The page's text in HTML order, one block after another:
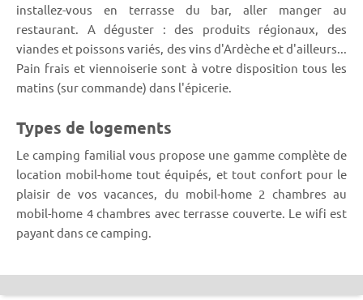
installez-vous en terrasse du bar, aller manger au
restaurant. A déguster : des produits régionaux, des
viandes et poissons variés, des vins d'Ardèche et d'ailleurs...
Pain frais et viennoiserie sont à votre disposition tous les
matins (sur commande) dans l'épicerie.
Types de logements
Le camping familial vous propose une gamme complète de
location mobil-home tout équipés, et tout confort pour le
plaisir de vos vacances, du mobil-home 2 chambres au
mobil-home 4 chambres avec terrasse couverte. Le wifi est
payant dans ce camping.